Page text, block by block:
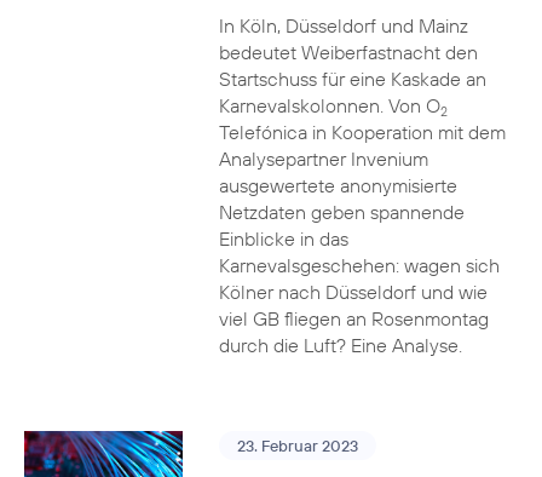
In Köln, Düsseldorf und Mainz
bedeutet Weiberfastnacht den
Startschuss für eine Kaskade an
Karnevalskolonnen. Von O2
Telefónica in Kooperation mit dem
Analysepartner Invenium
ausgewertete anonymisierte
Netzdaten geben spannende
Einblicke in das
Karnevalsgeschehen: wagen sich
Kölner nach Düsseldorf und wie
viel GB fliegen an Rosenmontag
durch die Luft? Eine Analyse.
23. Februar 2023